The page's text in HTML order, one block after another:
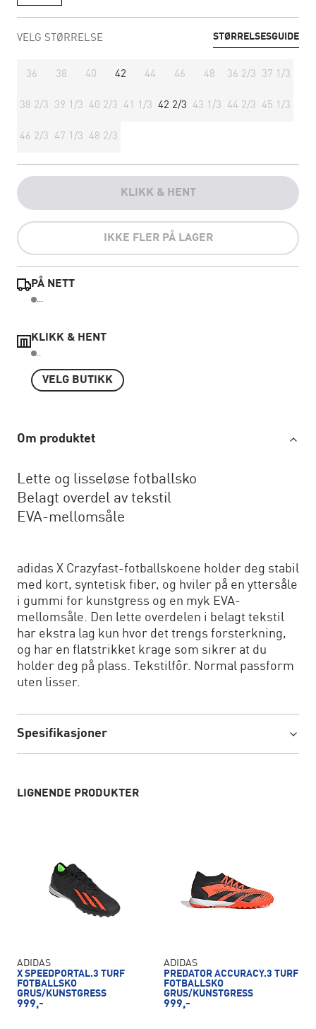
VELG STØRRELSE STØRRELSESGUIDE
36 38 40 42 44 46 48 36 2/3 37 1/3
38 2/3 39 1/3 40 2/3 41 1/3 42 2/3 43 1/3 44 2/3 45 1/3
46 2/3 47 1/3 48 2/3
KLIKK & HENT
IKKE FLER PÅ LAGER
PÅ NETT
...
KLIKK & HENT
..
VELG BUTIKK
Om produktet
Lette og lisseløse fotballsko
Belagt overdel av tekstil
EVA-mellomsåle
adidas X Crazyfast-fotballskoene holder deg stabil
med kort, syntetisk fiber, og hviler på en yttersåle
i gummi for kunstgress og en myk EVA-
mellomsåle. Den lette overdelen i belagt tekstil
har ekstra lag kun hvor det trengs forsterkning,
og har en flatstrikket krage som sikrer at du
holder deg på plass. Tekstilfôr. Normal passform
uten lisser.
Spesifikasjoner
LIGNENDE PRODUKTER
ADIDAS
X SPEEDPORTAL.3 TURF
FOTBALLSKO
GRUS/KUNSTGRESS
999,-
ADIDAS
PREDATOR ACCURACY.3 TURF
FOTBALLSKO
GRUS/KUNSTGRESS
999,-